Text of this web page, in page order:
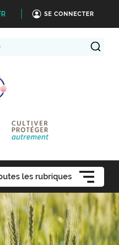
SE CONNECTER
les rubriques